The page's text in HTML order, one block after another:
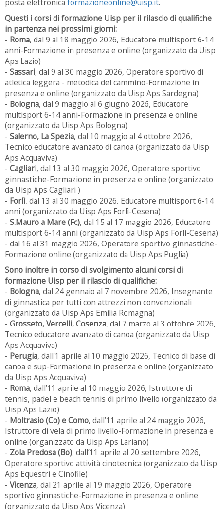
posta elettronica formazioneonline@uisp.it.
Questi i corsi di formazione Uisp per il rilascio di qualifiche
in partenza nei prossimi giorni:
- Roma, dal 9 al 18 maggio 2026, Educatore multisport 6-14
anni-Formazione in presenza e online (organizzato da Uisp
Aps Lazio)
- Sassari, dal 9 al 30 maggio 2026, Operatore sportivo di
atletica leggera - metodica del cammino-Formazione in
presenza e online (organizzato da Uisp Aps Sardegna)
- Bologna, dal 9 maggio al 6 giugno 2026, Educatore
multisport 6-14 anni-Formazione in presenza e online
(organizzato da Uisp Aps Bologna)
- Salerno, La Spezia, dal 10 maggio al 4 ottobre 2026,
Tecnico educatore avanzato di canoa (organizzato da Uisp
Aps Acquaviva)
- Cagliari, dal 13 al 30 maggio 2026, Operatore sportivo
ginnastiche-Formazione in presenza e online (organizzato
da Uisp Aps Cagliari )
- Forlì, dal 13 al 30 maggio 2026, Educatore multisport 6-14
anni (organizzato da Uisp Aps Forlì-Cesena)
- S.Mauro a Mare (Fc), dal 15 al 17 maggio 2026, Educatore
multisport 6-14 anni (organizzato da Uisp Aps Forlì-Cesena)
- dal 16 al 31 maggio 2026, Operatore sportivo ginnastiche-
Formazione online (organizzato da Uisp Aps Puglia)
Sono inoltre in corso di svolgimento alcuni corsi di
formazione Uisp per il rilascio di qualifiche:
- Bologna, dal 24 gennaio al 7 novembre 2026, Insegnante
di ginnastica per tutti con attrezzi non convenzionali
(organizzato da Uisp Aps Emilia Romagna)
- Grosseto, Vercelli, Cosenza, dal 7 marzo al 3 ottobre 2026,
Tecnico educatore avanzato di canoa (organizzato da Uisp
Aps Acquaviva)
- Perugia, dall’1 aprile al 10 maggio 2026, Tecnico di base di
canoa e sup-Formazione in presenza e online (organizzato
da Uisp Aps Acquaviva)
- Roma, dall’11 aprile al 10 maggio 2026, Istruttore di
tennis, padel e beach tennis di primo livello (organizzato da
Uisp Aps Lazio)
- Moltrasio (Co) e Como, dall’11 aprile al 24 maggio 2026,
Istruttore di vela di primo livello-Formazione in presenza e
online (organizzato da Uisp Aps Lariano)
- Zola Predosa (Bo), dall’11 aprile al 20 settembre 2026,
Operatore sportivo attività cinotecnica (organizzato da Uisp
Aps Equestri e Cinofile)
- Vicenza, dal 21 aprile al 19 maggio 2026, Operatore
sportivo ginnastiche-Formazione in presenza e online
(organizzato da Uisp Aps Vicenza)